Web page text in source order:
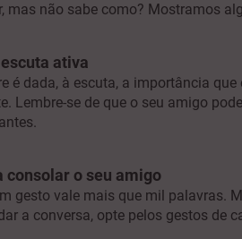
mas não sabe como? Mostramos
ativa
é dada, à escuta, a importância
Lembre-se de que o seu amigo
consolar o seu amigo
gesto vale mais que mil palavras.
a conversa, opte pelos gestos de